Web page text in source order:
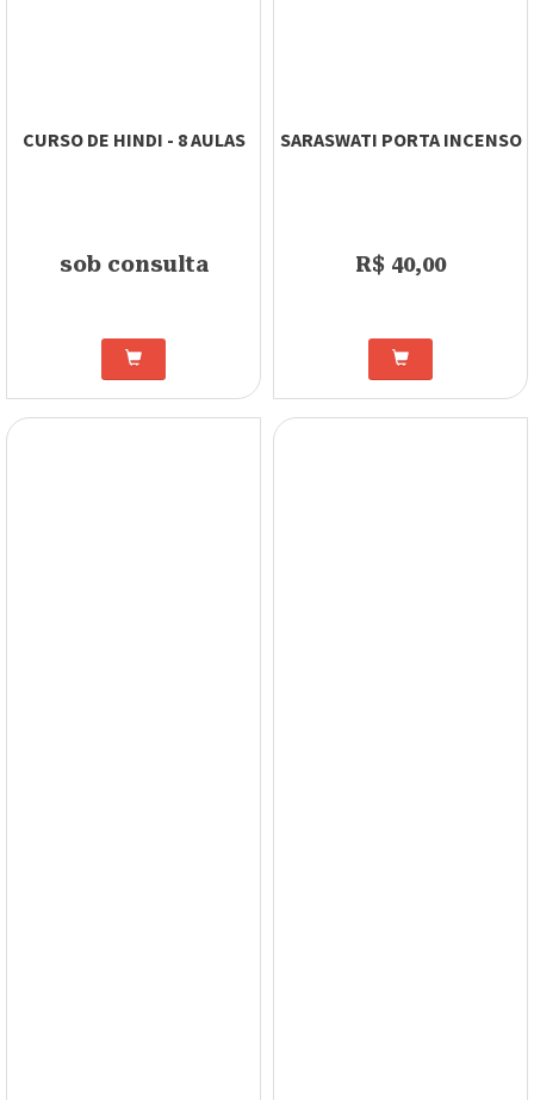
CURSO DE HINDI - 8 AULAS
sob consulta
SARASWATI PORTA INCENSO
R$ 40,00